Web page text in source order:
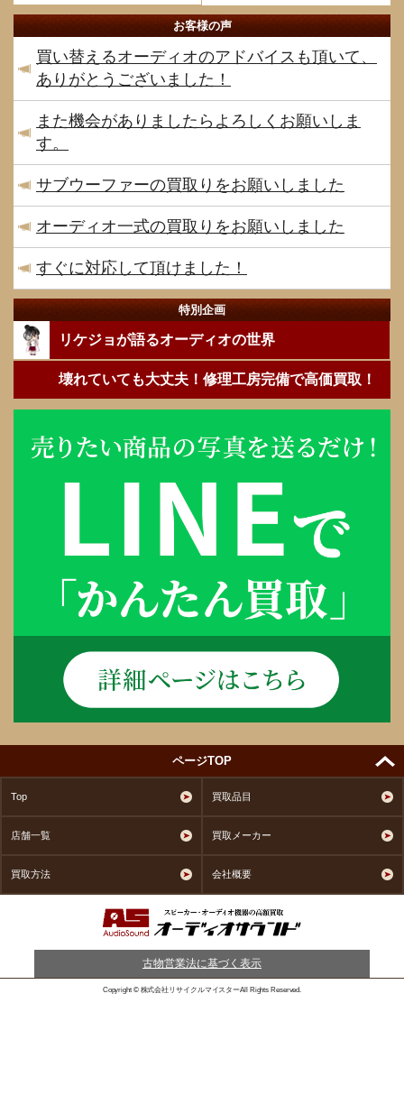
お客様の声
買い替えるオーディオのアドバイスも頂いて、
ありがとうございました！
また機会がありましたらよろしくお願いしま
す。
サブウーファーの買取りをお願いしました
オーディオ一式の買取りをお願いしました
すぐに対応して頂けました！
特別企画
リケジョが語るオーディオの世界
壊れていても大丈夫！修理工房完備で高価買取！
ページTOP
Top 買取品目
店舗一覧 買取メーカー
買取方法 会社概要
古物営業法に基づく表示
Copyright © 株式会社リサイクルマイスターAll Rights Reserved.